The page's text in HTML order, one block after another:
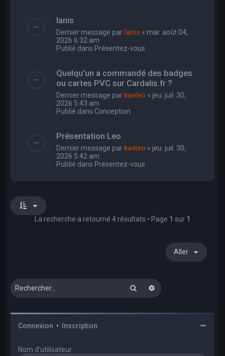
Ianis
Dernier message par Ianis « mar. août 04,
2026 6:32 am
Publié dans Présentez-vous
Quelqu'un a commandé des badges
ou cartes PVC sur Cardalis.fr ?
Dernier message par kavleo « jeu. juil. 30,
2026 5:43 am
Publié dans Conception
Présentation Leo
Dernier message par kavleo « jeu. juil. 30,
2026 5:42 am
Publié dans Présentez-vous
La recherche a retourné 4 résultats • Page 1 sur 1
Aller
RechercherRecherche avancée
Connexion • Inscription
Nom d’utilisateur :